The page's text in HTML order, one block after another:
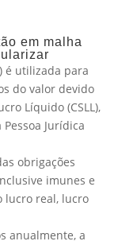
em malha
é utilizada para
do valor devido
Líquido (CSLL),
Jurídica
obrigações
imunes e
lucro real, lucro
anualmente, a